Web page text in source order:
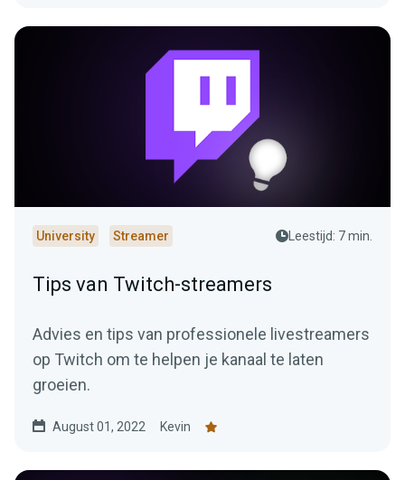
University Streamer Leestijd: 7 min.
Tips van Twitch-streamers
Advies en tips van professionele livestreamers
op Twitch om te helpen je kanaal te laten
groeien.
August 01, 2022 Kevin